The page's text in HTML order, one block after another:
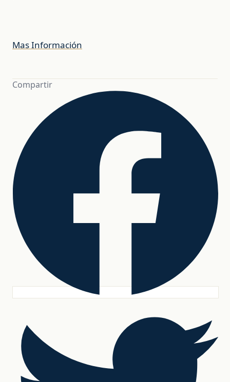
Mas Información
Compartir